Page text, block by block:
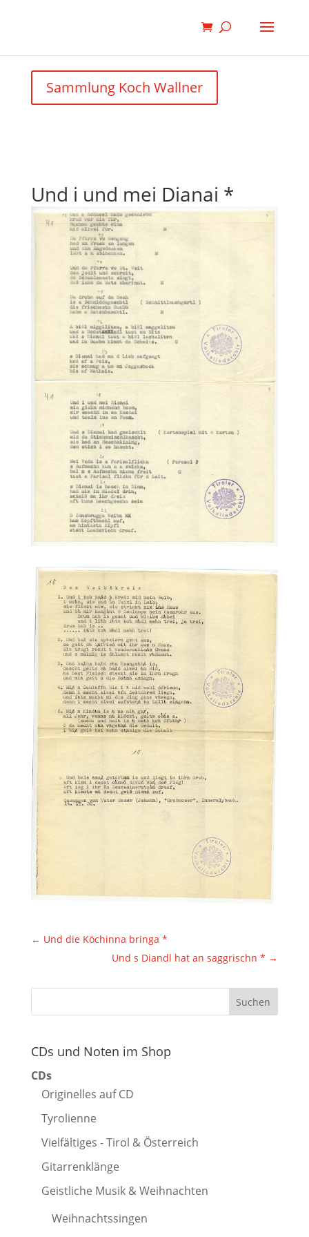
Sammlung Koch Wallner
Und i und mei Dianai *
← Und die Köchinna bringa *
Und s Diandl hat an saggrischn * →
CDs und Noten im Shop
CDs
Originelles auf CD
Tyrolienne
Vielfältiges - Tirol & Österreich
Gitarrenklänge
Geistliche Musik & Weihnachten
Weihnachtssingen